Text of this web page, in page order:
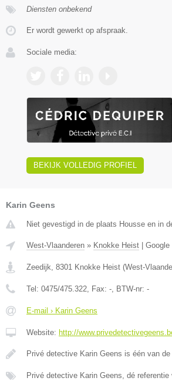
Diensten onbekend
Er wordt gewerkt op afspraak.
Sociale media:
BEKIJK VOLLEDIG PROFIEL
Karin Geens
Niet gevestigd in de plaats Housse en in
West-Vlaanderen » Knokke Heist | Google
Zeedijk 8301 Knokke Heist (West-
Tel: 0475/475.322 , Fax: - , BTW-nr: -
E-mail › Karin Geens
Website: http://
Privé detective Karin Geens is één van
Privé detective Karin Geens, dé referentie